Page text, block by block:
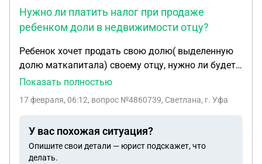
Нужно ли платить налог при продаже
ребенком доли в недвижимости отцу?
Ребенок хочет продать свою долю( выделенную
долю маткапитала) своему отцу, нужно ли будет
ему платить налог за продажу доли , если цена
кадастровая стоимость недвижимости, при
Показать полностью
17 февраля, 06:12, вопрос №4860739, Светлана, г. Уфа
У вас похожая ситуация?
Опишите свои детали — юрист подскажет, что
делать.